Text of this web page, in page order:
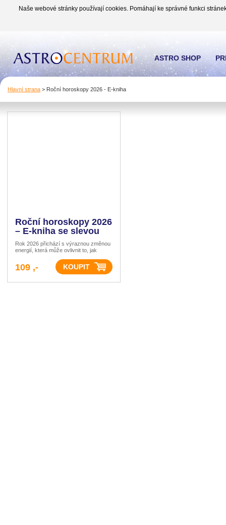
Naše webové stránky používají cookies. Pomáhají ke správné funkci
Hlavní strana > Roční horoskopy 2026 - E-kniha
Roční horoskopy 2026
– E-kniha se slevou
Rok 2026 přichází s výraznou změnou
energií, která může ovlivnit to, jak
E-kniha vám nabízí víc než jen seznam
astrologických událostí. Je to
109 ,-
ASTRO SHOP